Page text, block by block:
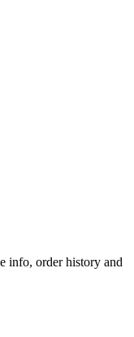
info, order history and